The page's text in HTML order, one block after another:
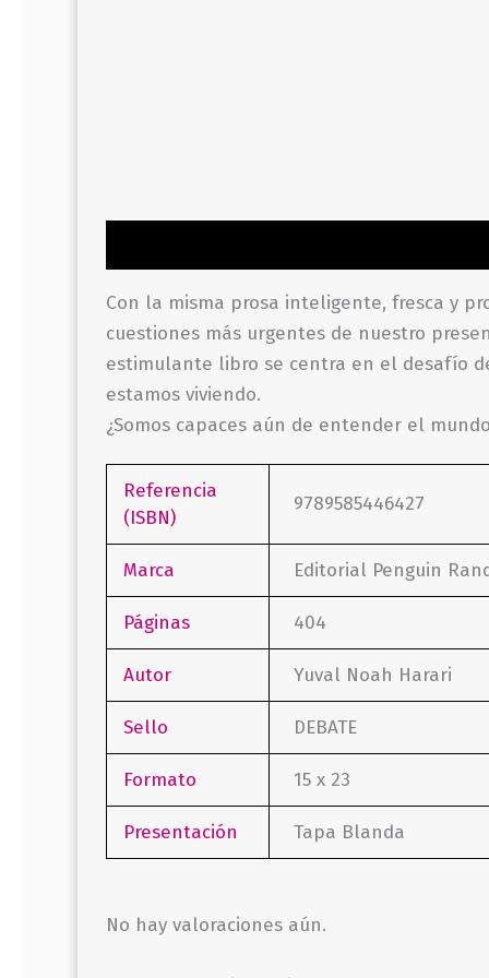
Con la misma prosa inteligente, fresca y
cuestiones más urgentes de nuestro
estimulante libro se centra en el desafío
estamos viviendo.
¿Somos capaces aún de entender el
Referencia
(ISBN)
9789585446427
Marca Editorial Penguin
Páginas 404
Autor Yuval Noah Harari
Sello DEBATE
Formato 15 x 23
Presentación Tapa Blanda
No hay valoraciones aún.